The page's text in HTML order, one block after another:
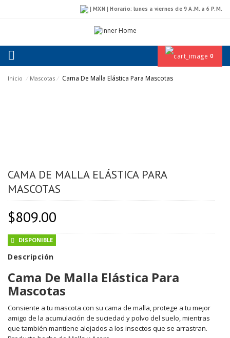
| MXN | Horario: lunes a viernes de 9 A.M. a 6 P.M.
0
Inicio ⁄ Mascotas ⁄ Cama De Malla Elástica Para Mascotas
CAMA DE MALLA ELÁSTICA PARA
MASCOTAS
$809.00
DISPONIBLE
Descripción
Cama De Malla Elástica Para
Mascotas
Consiente a tu mascota con su cama de malla, protege a tu mejor
amigo de la acumulación de suciedad y polvo del suelo, mientras
que también mantiene alejados a los insectos que se arrastran.